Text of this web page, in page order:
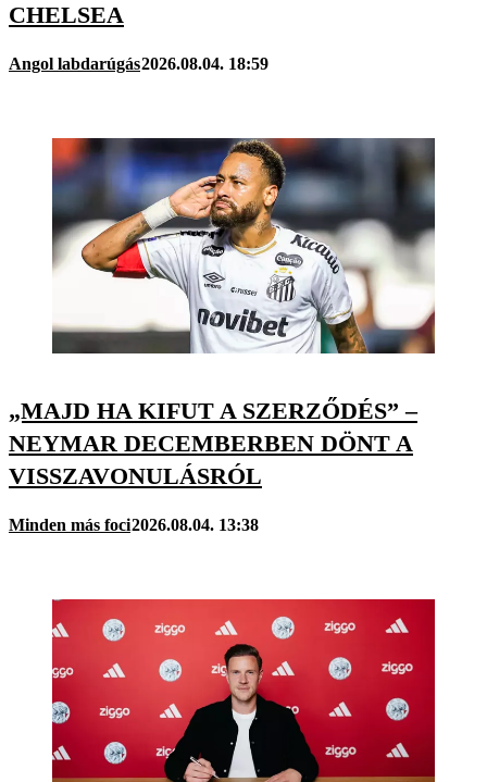
CHELSEA
Angol labdarúgás2026.08.04. 18:59
„MAJD HA KIFUT A SZERZŐDÉS” –
NEYMAR DECEMBERBEN DÖNT A
VISSZAVONULÁSRÓL
Minden más foci2026.08.04. 13:38